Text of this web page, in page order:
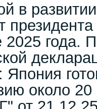
в
президента
года.
около